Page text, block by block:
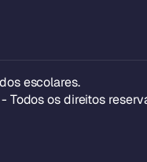
escolares.
- Todos os direitos